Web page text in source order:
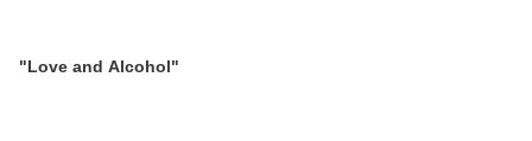
"Love and Alcohol"